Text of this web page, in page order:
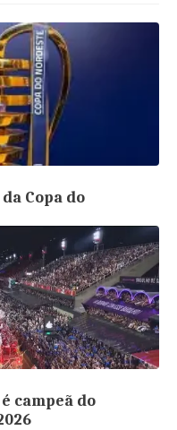
Copa do
campeã do